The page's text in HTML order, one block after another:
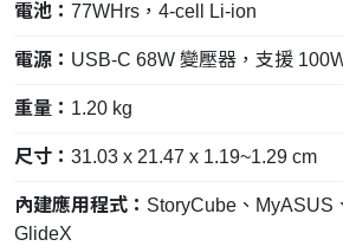
電池： 77WHrs，4-cell Li-ion
電源： USB-C 68W 變壓器，支援
重量： 1.20 kg
尺寸： 31.03 x 21.47 x 1.19~1.29 cm
內建應用程式： StoryCube、MyASUS
GlideX